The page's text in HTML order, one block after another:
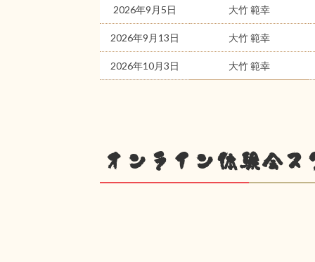
2026年9月5日 大竹 範幸
2026年9月13日 大竹 範幸
2026年10月3日 大竹 範幸
オンライン体験会ス